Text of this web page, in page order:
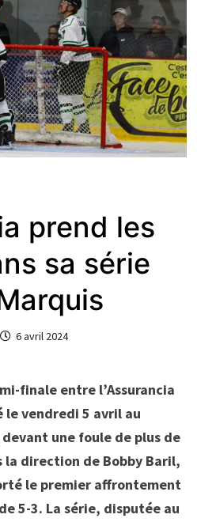
prend les
sa série
6 avril 2024
finale entre l’Assurancia
le vendredi 5 avril au
une foule de plus de
la direction de Bobby Baril,
le premier affrontement
5-3. La série, disputée au